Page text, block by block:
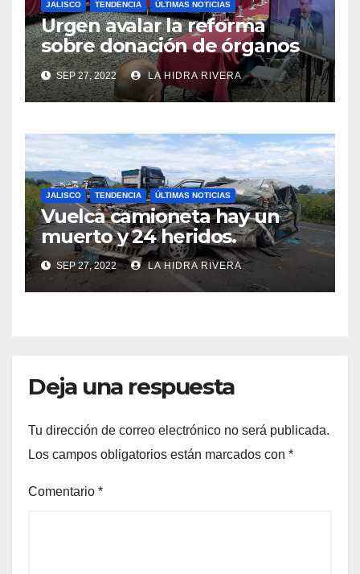
JALISCO TENDENCIA ÚLTIMAS NOTICIAS
Urgen avalar la reforma
sobre donación de órganos
en Jalisco.
SEP 27, 2022 LA HIDRA RIVERA
JALISCO TENDENCIA ÚLTIMAS NOTICIAS
Vuelca camioneta hay un
muerto y 24 heridos.
SEP 27, 2022 LA HIDRA RIVERA
Deja una respuesta
Tu dirección de correo electrónico no será publicada.
Los campos obligatorios están marcados con *
Comentario *